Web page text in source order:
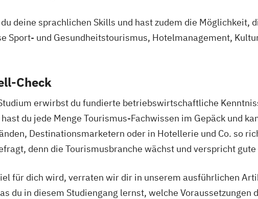
deine sprachlichen Skills und hast zudem die Möglichkeit,
Sport- und Gesundheitstourismus, Hotelmanagement,
Check
erwirbst du fundierte betriebswirtschaftliche
du jede Menge Tourismus-Fachwissen im Gepäck und
Destinationsmarketern oder in Hotellerie und Co. so
denn die Tourismusbranche wächst und verspricht
für dich wird, verraten wir dir in unserem ausführlichen
du in diesem Studiengang lernst, welche Voraussetzungen